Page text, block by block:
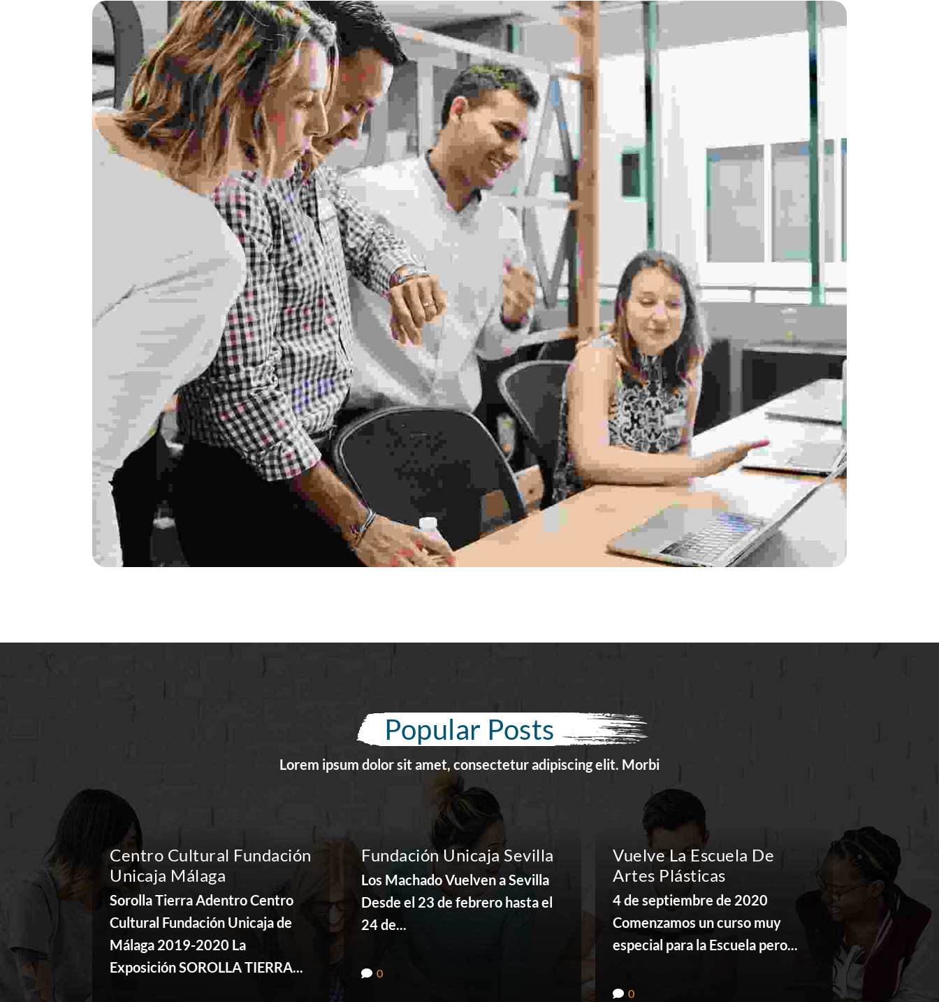
Popular Posts
Lorem ipsum dolor sit amet, consectetur adipiscing elit. Morbi
Centro Cultural Fundación
Unicaja Málaga
Sorolla Tierra Adentro Centro
Cultural Fundación Unicaja de
Málaga 2019-2020 La
Exposición SOROLLA TIERRA...
Fundación Unicaja Sevilla
Los Machado Vuelven a Sevilla
Desde el 23 de febrero hasta el
24 de...
0
Vuelve La Escuela De
Artes Plásticas
4 de septiembre de 2020
Comenzamos un curso muy
especial para la Escuela pero...
0
Vuelve
Artes
4 de
especial